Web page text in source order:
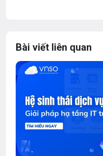
Bài viết liên quan